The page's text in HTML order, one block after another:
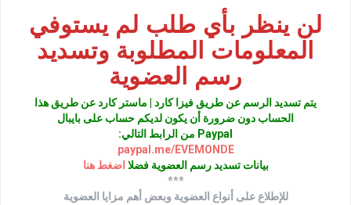
لن ينظر بأي طلب لم يستوفي
المعلومات المطلوبة وتسديد
رسم العضوية
يتم تسديد الرسم عن طريق فيزا كارد | ماستر كارد عن طريق هذا
الحساب دون ضرورة أن يكون لديكم حساب على بايبال
Paypal من الرابط التالي:
paypal.me/EVEMONDE
بيانات تسديد رسم العضوية فضلا اضغط هنا
***
للإطلاع على أنواع العضوية وبعض أهم مزايا العضوية